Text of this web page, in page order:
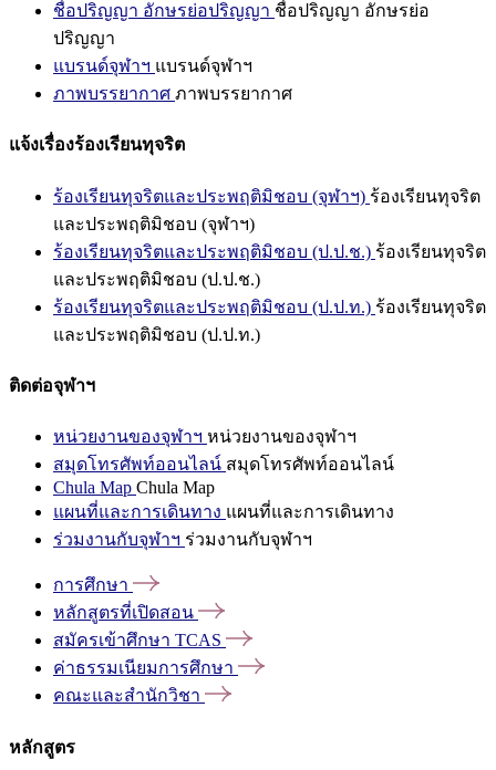
ชื่อปริญญา อักษรย่อปริญญา ชื่อปริญญา อักษรย่อ
ปริญญา
แบรนด์จุฬาฯ แบรนด์จุฬาฯ
ภาพบรรยากาศ ภาพบรรยากาศ
แจ้งเรื่องร้องเรียนทุจริต
ร้องเรียนทุจริตและประพฤติมิชอบ (จุฬาฯ) ร้องเรียนทุจริต
และประพฤติมิชอบ (จุฬาฯ)
ร้องเรียนทุจริตและประพฤติมิชอบ (ป.ป.ช.) ร้องเรียนทุจริต
และประพฤติมิชอบ (ป.ป.ช.)
ร้องเรียนทุจริตและประพฤติมิชอบ (ป.ป.ท.) ร้องเรียนทุจริต
และประพฤติมิชอบ (ป.ป.ท.)
ติดต่อจุฬาฯ
หน่วยงานของจุฬาฯ หน่วยงานของจุฬาฯ
สมุดโทรศัพท์ออนไลน์ สมุดโทรศัพท์ออนไลน์
Chula Map Chula Map
แผนที่และการเดินทาง แผนที่และการเดินทาง
ร่วมงานกับจุฬาฯ ร่วมงานกับจุฬาฯ
การศึกษา
หลักสูตรที่เปิดสอน
สมัครเข้าศึกษา TCAS
ค่าธรรมเนียมการศึกษา
คณะและสำนักวิชา
หลักสูตร